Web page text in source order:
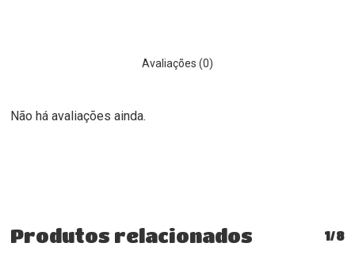
Avaliações (0)
Não há avaliações ainda.
Produtos relacionados 1/8